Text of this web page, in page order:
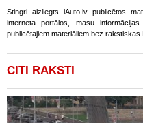
Stingri aizliegts iAuto.lv publicētos
interneta portālos, masu
publicētajiem materiāliem bez rakstiskas
CITI RAKSTI